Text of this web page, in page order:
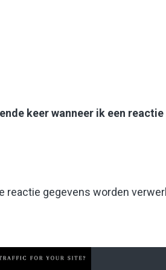
keer wanneer ik een reactie
reactie gegevens worden